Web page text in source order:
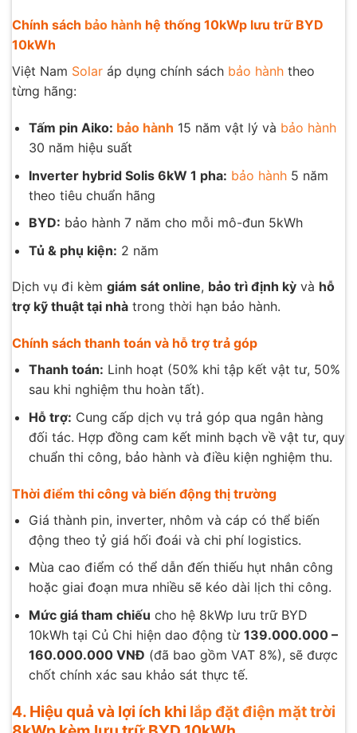
Chính sách bảo hành hệ thống 10kWp lưu trữ BYD
10kWh
Việt Nam Solar áp dụng chính sách bảo hành theo
từng hãng:
Tấm pin Aiko: bảo hành 15 năm vật lý và bảo hành
30 năm hiệu suất
Inverter hybrid Solis 6kW 1 pha: bảo hành5 năm
theo tiêu chuẩn hãng
BYD: bảo hành 7 năm cho mỗi mô-đun 5kWh
Tủ & phụ kiện: 2 năm
Dịch vụ đi kèm giám sát online, bảo trì định kỳ và hỗ
trợ kỹ thuật tại nhà trong thời hạn bảo hành.
Chính sách thanh toán và hỗ trợ trả góp
Thanh toán: Linh hoạt (50% khi tập kết vật tư, 50%
sau khi nghiệm thu hoàn tất).
Hỗ trợ: Cung cấp dịch vụ trả góp qua ngân hàng
đối tác. Hợp đồng cam kết minh bạch về vật tư, quy
chuẩn thi công, bảo hành và điều kiện nghiệm thu.
Thời điểm thi công và biến động thị trường
Giá thành pin, inverter, nhôm và cáp có thể biến
động theo tỷ giá hối đoái và chi phí logistics.
Mùa cao điểm có thể dẫn đến thiếu hụt nhân công
hoặc giai đoạn mưa nhiều sẽ kéo dài lịch thi công.
Mức giá tham chiếu cho hệ 8kWp lưu trữ BYD
10kWh tại Củ Chi hiện dao động từ 139.000.000 –
160.000.000 VNĐ (đã bao gồm VAT 8%), sẽ được
chốt chính xác sau khảo sát thực tế.
4. Hiệu quả và lợi ích khi lắp đặt điện mặt trời